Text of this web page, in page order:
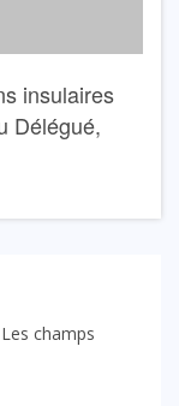
insulaires
Délégué,
Les champs